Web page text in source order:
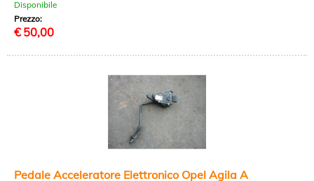
Disponibile
Prezzo:
€ 50,00
Pedale Acceleratore Elettronico Opel Agila A